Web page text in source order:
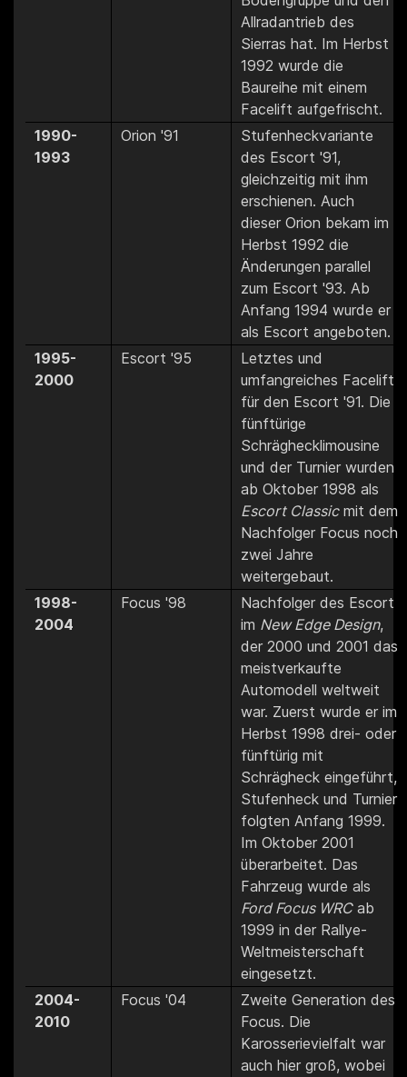
Allradantrieb des
Sierras hat. Im Herbst
1992 wurde die
Baureihe mit einem
Facelift aufgefrischt.
1990-
1993
Orion '91
Stufenheckvariante
des Escort '91,
gleichzeitig mit ihm
erschienen. Auch
dieser Orion bekam im
Herbst 1992 die
Änderungen parallel
zum Escort '93. Ab
Anfang 1994 wurde er
als Escort angeboten.
1995-
2000
Escort '95
Letztes und
umfangreiches Facelift
für den Escort '91. Die
fünftürige
Schräghecklimousine
und der Turnier wurden
ab Oktober 1998 als
Escort Classicmit dem
Nachfolger Focus noch
zwei Jahre
weitergebaut.
1998-
2004
Focus '98
Nachfolger des Escort
im New Edge Design,
der 2000 und 2001 das
meistverkaufte
Automodell weltweit
war. Zuerst wurde er im
Herbst 1998 drei- oder
fünftürig mit
Schrägheck eingeführt,
Stufenheck und Turnier
folgten Anfang 1999.
Im Oktober 2001
überarbeitet. Das
Fahrzeug wurde als
Ford Focus WRCab
1999 in der Rallye-
Weltmeisterschaft
eingesetzt.
2004-
2010
Focus '04
Zweite Generation des
Focus. Die
Karosserievielfalt war
auch hier groß, wobei